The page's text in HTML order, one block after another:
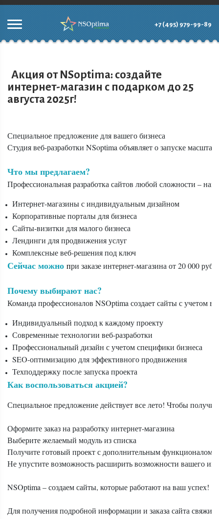
+7 (495) 979-99-89
Акция от NSoptima: создайте
интернет-магазин с подарком до 25
августа 2025г!
Специальное предложение для вашего бизнеса
Студия веб-разработки NSoptima объявляет о запуске
Что мы предлагаем?
Профессиональная разработка сайтов любой сложности –
Интернет-магазины с индивидуальным дизайном
Корпоративные порталы для бизнеса
Сайты-визитки для малого бизнеса
Лендинги для продвижения услуг
Комплексные веб-решения под ключ
Сейчас можно при заказе интернет-магазина от 20 000
Почему выбирают нас?
Команда профессионалов NSOptima создает сайты с учетом
Индивидуальный подход к каждому проекту
Современные технологии веб-разработки
Профессиональный дизайн с учетом специфики бизнеса
SEO-оптимизацию для эффективного продвижения
Техподдержку после запуска проекта
Как воспользоваться акцией?
Специальное предложение действует все лето! Чтобы
Оформите заказ на разработку интернет-магазина
Выберите желаемый модуль из списка
Получите готовый проект с дополнительным функционалом
Не упустите возможность расширить возможности вашего
NSOptima – создаем сайты, которые работают на ваш успех!
Для получения подробной информации и заказа сайта